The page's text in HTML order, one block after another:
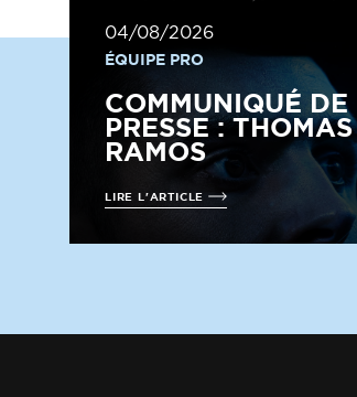
04/08/2026
ÉQUIPE PRO
COMMUNIQUÉ DE
PRESSE : THOMAS
RAMOS
LIRE L'ARTICLE